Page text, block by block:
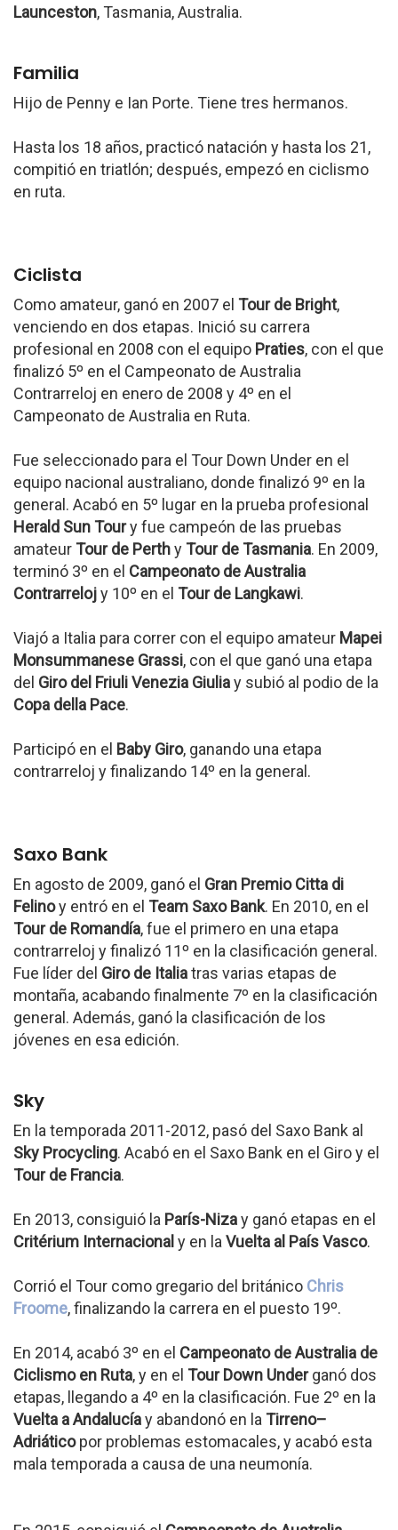
Launceston, Tasmania, Australia.
Familia
Hijo de Penny e Ian Porte. Tiene tres hermanos.
Hasta los 18 años, practicó natación y hasta los 21,
compitió en triatlón; después, empezó en ciclismo
en ruta.
Ciclista
Como amateur, ganó en 2007 el Tour de Bright,
venciendo en dos etapas. Inició su carrera
profesional en 2008 con el equipo Praties, con el que
finalizó 5º en el Campeonato de Australia
Contrarreloj en enero de 2008 y 4º en el
Campeonato de Australia en Ruta.
Fue seleccionado para el Tour Down Under en el
equipo nacional australiano, donde finalizó 9º en la
general. Acabó en 5º lugar en la prueba profesional
Herald Sun Toury fue campeón de las pruebas
amateur Tour de Perthy Tour de Tasmania. En 2009,
terminó 3º en el Campeonato de Australia
Contrarrelojy 10º en el Tour de Langkawi.
Viajó a Italia para correr con el equipo amateur Mapei
Monsummanese Grassi, con el que ganó una etapa
del Giro del Friuli Venezia Giuliay subió al podio de la
Copa della Pace.
Participó en el Baby Giro, ganando una etapa
contrarreloj y finalizando 14º en la general.
Saxo Bank
En agosto de 2009, ganó el Gran Premio Citta di
Felinoy entró en el Team Saxo Bank. En 2010, en el
Tour de Romandía, fue el primero en una etapa
contrarreloj y finalizó 11º en la clasificación general.
Fue líder del Giro de Italiatras varias etapas de
montaña, acabando finalmente 7º en la clasificación
general. Además, ganó la clasificación de los
jóvenes en esa edición.
Sky
En la temporada 2011-2012, pasó del Saxo Bank al
Sky Procycling. Acabó en el Saxo Bank en el Giro y el
Tour de Francia.
En 2013, consiguió la París-Nizay ganó etapas en el
Critérium Internacional y en la Vuelta al País Vasco.
Corrió el Tour como gregario del británico Chris
Froome, finalizando la carrera en el puesto 19º.
En 2014, acabó 3º en el Campeonato de Australia de
Ciclismo en Ruta, y en el Tour Down Underganó dos
etapas, llegando a 4º en la clasificación. Fue 2º en la
Vuelta a Andalucíay abandonó en la Tirreno–
Adriáticopor problemas estomacales, y acabó esta
mala temporada a causa de una neumonía.